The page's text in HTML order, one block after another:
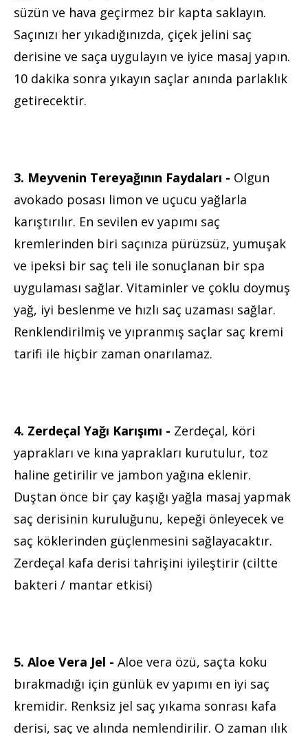
süzün ve hava geçirmez bir kapta saklayın.
Saçınızı her yıkadığınızda, çiçek jelini saç
derisine ve saça uygulayın ve iyice masaj yapın.
10 dakika sonra yıkayın saçlar anında parlaklık
getirecektir.
3. Meyvenin Tereyağının Faydaları - Olgun
avokado posası limon ve uçucu yağlarla
karıştırılır. En sevilen ev yapımı saç
kremlerinden biri saçınıza pürüzsüz, yumuşak
ve ipeksi bir saç teli ile sonuçlanan bir spa
uygulaması sağlar. Vitaminler ve çoklu doymuş
yağ, iyi beslenme ve hızlı saç uzaması sağlar.
Renklendirilmiş ve yıpranmış saçlar saç kremi
tarifi ile hiçbir zaman onarılamaz.
4. Zerdeçal Yağı Karışımı - Zerdeçal, köri
yaprakları ve kına yaprakları kurutulur, toz
haline getirilir ve jambon yağına eklenir.
Duştan önce bir çay kaşığı yağla masaj yapmak
saç derisinin kuruluğunu, kepeği önleyecek ve
saç köklerinden güçlenmesini sağlayacaktır.
Zerdeçal kafa derisi tahrişini iyileştirir (ciltte
bakteri / mantar etkisi)
5. Aloe Vera Jel - Aloe vera özü, saçta koku
bırakmadığı için günlük ev yapımı en iyi saç
kremidir. Renksiz jel saç yıkama sonrası kafa
derisi, saç ve alında nemlendirilir. O zaman ılık